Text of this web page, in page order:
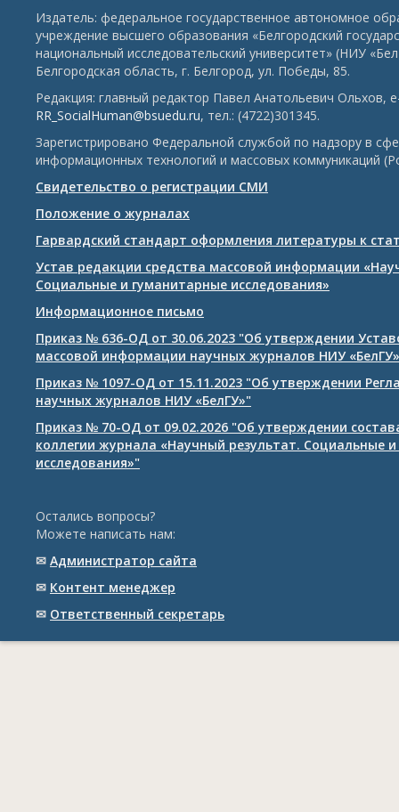
Издатель: федеральное государственное автономное
учреждение высшего образования «Белгородский
национальный исследовательский университет» (НИУ
Белгородская область, г. Белгород, ул. Победы, 85.
Редакция: главный редактор Павел Анатольевич Ольхов,
RR_SocialHuman@bsuedu.ru, тел.: (4722)301345.
Зарегистрировано Федеральной службой по надзору в
информационных технологий и массовых коммуникаций
Свидетельство о регистрации СМИ
Положение о журналах
Гарвардский стандарт оформления литературы к
Устав редакции средства массовой информации
Социальные и гуманитарные исследования»
Информационное письмо
Приказ № 636-ОД от 30.06.2023 "Об утверждении
массовой информации научных журналов НИУ «БелГУ»
Приказ № 1097-ОД от 15.11.2023 "Об утверждении
научных журналов НИУ «БелГУ»"
Приказ № 70-ОД от 09.02.2026 "Об утверждении
коллегии журнала «Научный результат. Социальные
исследования»"
Остались вопросы?
Можете написать нам:
✉ Администратор сайта
✉ Контент менеджер
✉ Ответственный cекретарь